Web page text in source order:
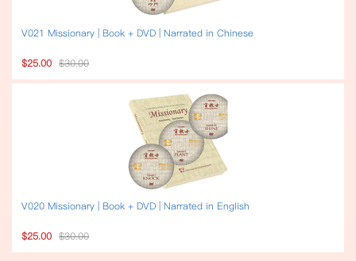
V021 Missionary | Book + DVD | Narrated in Chinese
$25.00 $30.00
V020 Missionary | Book + DVD | Narrated in English
$25.00 $30.00